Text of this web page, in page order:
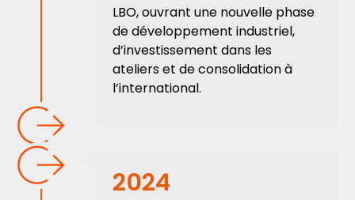
LBO, ouvrant une nouvelle phase
de développement industriel,
d’investissement dans les
ateliers et de consolidation à
l’international.
2024